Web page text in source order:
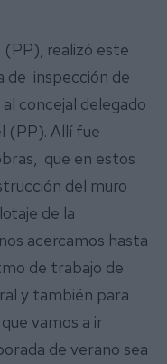
(PP), realizó este
de inspección de
concejal delegado
(PP). Allí fue
que en estos
del muro
de la
acercamos hasta
de trabajo de
y también para
vamos a ir
de verano sea